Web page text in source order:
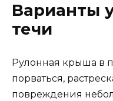
Варианты
течи
Рулонная крыша в
порваться,
повреждения